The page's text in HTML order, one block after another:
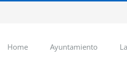
Home Ayuntamiento